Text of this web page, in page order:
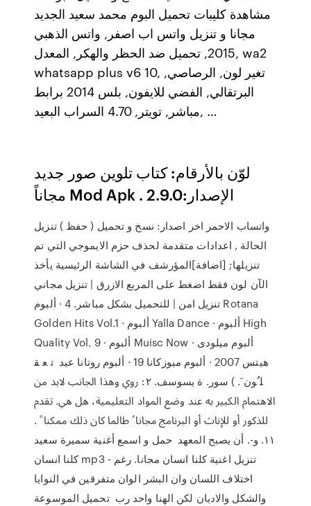
مشاهدة كليبات تحميل البوم محمد سعيد الجديد
مجانا و تنزيل واتس اب اصفر, واتس الذهبي
2015, تحميل ضد الحظر والهكر, المعدل, wa2
whatsapp plus v6 10, تغير لون, الرصاصي,
البرتقالي, الفضي للايفون, بلس 2014 برابط
مباشر, تويتر, 4.70 السراب البعيد, …
لوّن بالأرقام: كتاب تلوين صور جديد
مجاناً Mod Apk . الإصدار:2.9.0
واتساب الاحمر اخر اصدار: نسخ و تحميل ( حفظ ) تنزيل
الحالة , اعدادات متقدمة لحذف حزم الايموجي التي تم
تنزيلها; [اضافة]المؤرشف في الشاشة الرئيسية يأخذ
الآن لون فقط اضغط على المربع الازرق | تنزيل مجاني
تنزيل امن | للتحميل بشكل مباشر. 4 · ألبوم Rotana
Golden Hits Vol.1 · ألبوم Yalla Dance · ألبوم High
Quality Vol. 9 · ألبوم Muisc Now · ألبوم ميلودى
هيتس 2007 · ألبوم ميوزكانا 19 · ألبوم روتانا عيد ﺗ ﻌ ﻘ
ﻠﹸﻮﻥﹶ. ) ﺳﻮﺭ. ﺓ ﻳﺴﻮﺳﻒ. ٢: ﺭﻭﻱ ﻭﻫﺬﺍ ﺍﳉﺎﻧﺐ ﻻﺑﺪ ﻣﻦ
ﺍﻻﻫﺘﻤﺎﻡ ﺍﻟﻜﺒﲑ ﺑﻪ ﻋﻨﺪ ﻭﺿﻊ ﺍﳌﻮﺍﺩ ﺍﻟﺘﻌﻠﻴﻤﻴﺔ، ﻫﻞ ﻫﻲ. ﺗﻘﺪﻡ
ﻟﻠﺬﻛﻮﺭ ﺃﻭ ﻟﻺﻧﺎﺙ ﺃﻭ ﺍﻟﱪﻧﺎﻣﺞ ﳎﺎﻧﺎﹰ ﻃﺎﳌﺎ ﻛﺎﻥ ﺫﻟﻚ ﳑﻜﻨﺎﹰ .
١١. ﻭ-. ﺃﻥ ﻳﺼﺒﺢ ﺍﳌﻌﻬﺪ حمل و اسمع أغنية سميرة سعيد
كلنا انسان mp3 - تنزيل اغنية كلنا انسان مجانا. رغم
اختلاف اللسان وان البشر الوان متفرقين في النوايا
والشكل والاديان لكن الهنا واحد رب تحميل الموسوعة